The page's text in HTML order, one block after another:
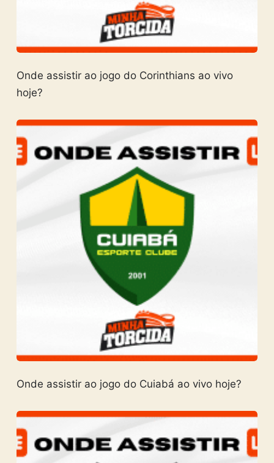
Onde assistir ao jogo do Corinthians ao vivo
hoje?
Onde assistir ao jogo do Cuiabá ao vivo hoje?